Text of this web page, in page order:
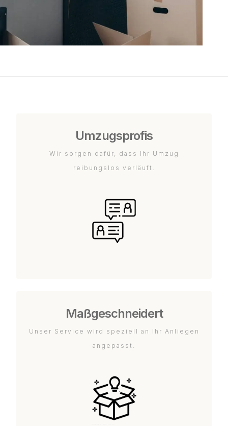
Umzugsprofis
Wir sorgen dafür, dass Ihr Umzug
reibungslos verläuft.
Maßgeschneidert
Unser Service wird speziell an Ihr Anliegen
angepasst.